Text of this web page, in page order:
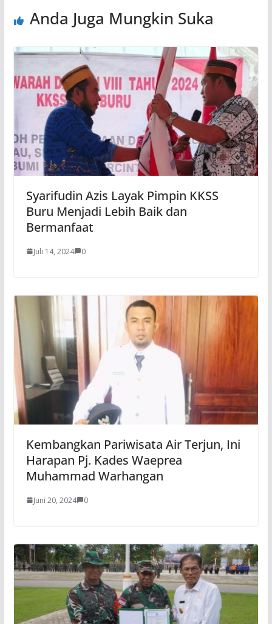
Anda Juga Mungkin Suka
Syarifudin Azis Layak Pimpin KKSS
Buru Menjadi Lebih Baik dan
Bermanfaat
Juli 14, 2024 0
Kembangkan Pariwisata Air Terjun, Ini
Harapan Pj. Kades Waeprea
Muhammad Warhangan
Juni 20, 2024 0